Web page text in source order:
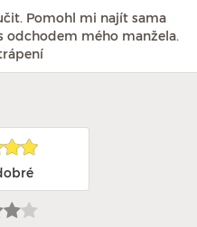
Pomohl mi najít sama
odchodem mého manžela.